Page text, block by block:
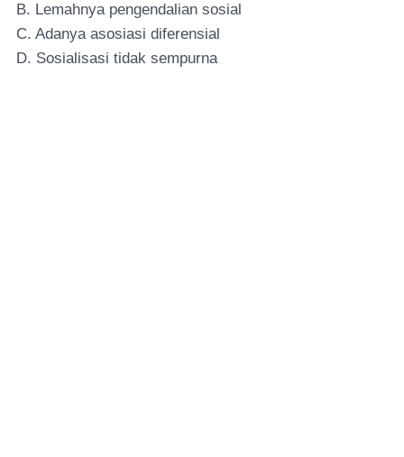
B. Lemahnya pengendalian sosial
C. Adanya asosiasi diferensial
D. Sosialisasi tidak sempurna